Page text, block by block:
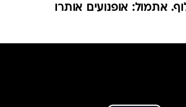
אתמול: אופנועים אותרו